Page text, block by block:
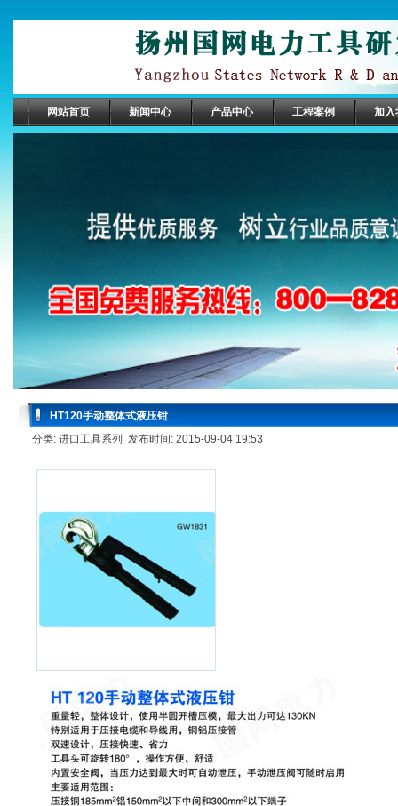
网站首页 新闻中心 产品中心 工程案例 加入
HT120手动整体式液压钳
分类: 进口工具系列 发布时间: 2015-09-04 19:53